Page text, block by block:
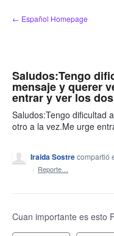
saltar
al
← Español Homepage
Saludos:Tengo
mensaje y querer
entrar y ver los
Saludos:Tengo dificultad
otro a la vez.Me urge
Iraida Sostrecompartió
· Reporte…
Cuan importante es esto